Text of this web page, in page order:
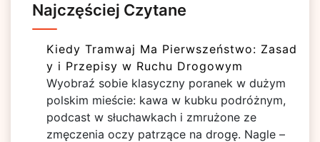
Najczęściej Czytane
Kiedy Tramwaj Ma Pierwszeństwo: Zasad
y i Przepisy w Ruchu Drogowym
Wyobraź sobie klasyczny poranek w dużym
polskim mieście: kawa w kubku podróżnym,
podcast w słuchawkach i zmrużone ze
zmęczenia oczy patrzące na drogę. Nagle –